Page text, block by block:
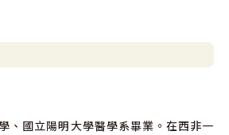
、國立陽明大學醫學系畢業。在西非一